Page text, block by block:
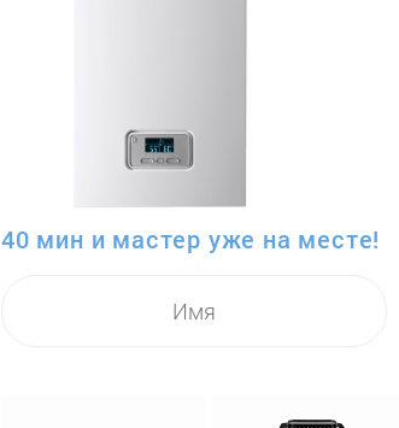
40 мин и мастер уже на месте!